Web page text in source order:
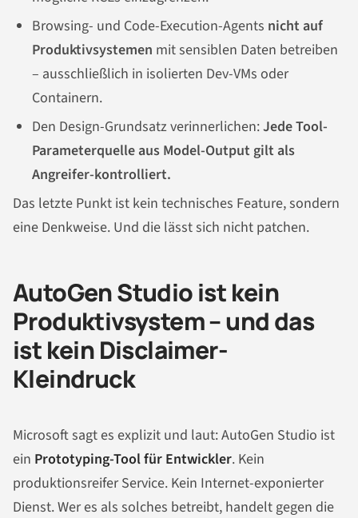
Browsing- und Code-Execution-Agents nicht auf
Produktivsystemen mit sensiblen Daten betreiben
– ausschließlich in isolierten Dev-VMs oder
Containern.
Den Design-Grundsatz verinnerlichen:Jede Tool-
Parameterquelle aus Model-Output gilt als
Angreifer-kontrolliert.
Das letzte Punkt ist kein technisches Feature, sondern
eine Denkweise. Und die lässt sich nicht patchen.
AutoGen Studio ist kein
Produktivsystem – und das
ist kein Disclaimer-
Kleindruck
Microsoft sagt es explizit und laut: AutoGen Studio ist
ein Prototyping-Tool für Entwickler. Kein
produktionsreifer Service. Kein Internet-exponierter
Dienst. Wer es als solches betreibt, handelt gegen die